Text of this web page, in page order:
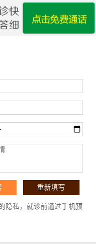
隐私，就诊前通过手机预